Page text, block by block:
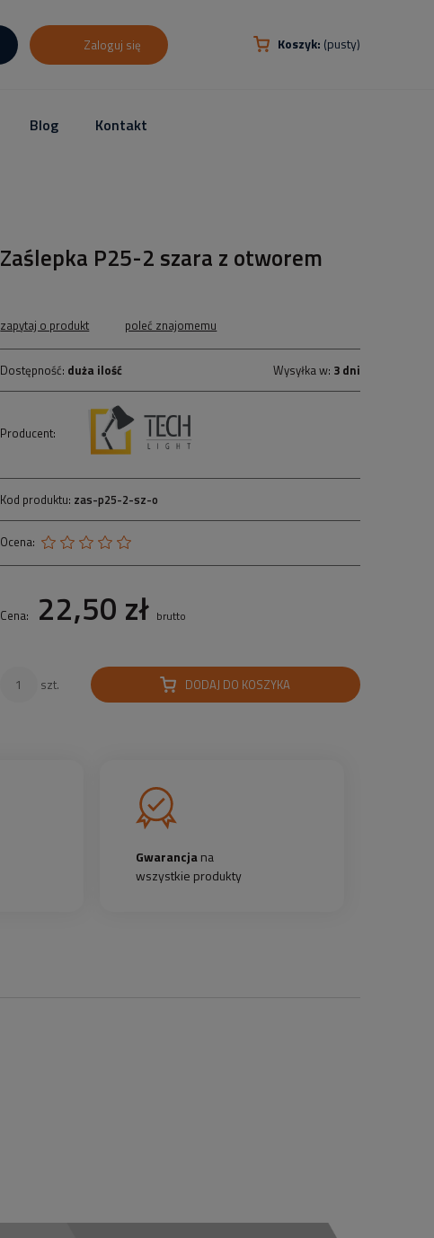
Koszyk: (pusty)
Zaloguj się
Blog Kontakt
Zaślepka P25-2 szara z otworem
zapytaj o produkt poleć znajomemu
Dostępność: duża ilość Wysyłka w: 3 dni
Producent:
Kod produktu: zas-p25-2-sz-o
Ocena:
Cena: 22,50 zł brutto
szt. DODAJ DO KOSZYKA
Gwarancjana
wszystkie produkty